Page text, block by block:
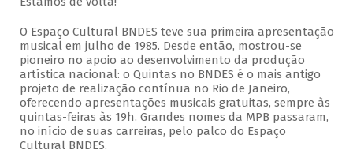
O Espaço Cultural BNDES teve sua primeira apresentação
musical em julho de 1985. Desde então, mostrou-se
pioneiro no apoio ao desenvolvimento da produção
artística nacional: o Quintas no BNDES é o mais antigo
projeto de realização contínua no Rio de Janeiro,
oferecendo apresentações musicais gratuitas, sempre às
quintas-feiras às 19h. Grandes nomes da MPB passaram,
no início de suas carreiras, pelo palco do Espaço
Cultural BNDES.